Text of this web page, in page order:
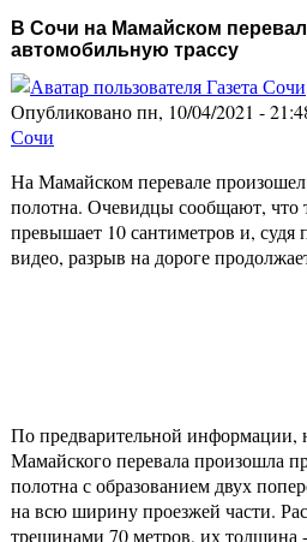
В Сочи на Мамайском
автомобильную трассу
Опубликовано пн, 10/04/2021 -
Сочи
На Мамайском перевале
полотна. Очевидцы сообщают, что
превышает 10 сантиметров и, судя
видео, разрыв на дороге
По предварительной информации,
Мамайского перевала произошла
полотна с образованием двух
на всю ширину проезжей части.
трещинами 70 метров, их толщина